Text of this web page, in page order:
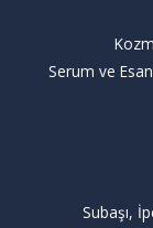
Serum ve
Subaşı,